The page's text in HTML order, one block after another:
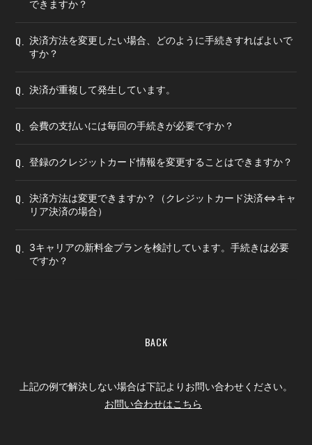
できますか？
Q.
決済方法を変更したい場合、どのように手続きすればよいで
すか？
Q. 決済が重複して発生しています。
Q. 会費の支払いには毎回の手続きが必要ですか？
Q. 登録のクレジットカード情報を変更することはできますか？
Q.
決済方法は変更できますか？（クレジットカード決済⇔キャ
リア決済の場合）
Q.
3キャリアの新料金プランを検討しています。手続きは必要
ですか？
BACK
上記の例で解決しない場合は下記よりお問い合わせください。
お問い合わせはこちら